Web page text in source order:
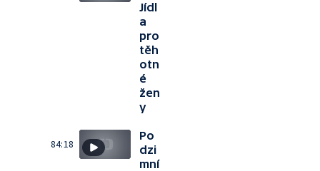
Jídl
a
pro
těh
otn
é
žen
y
84:18
Po
dzi
mní